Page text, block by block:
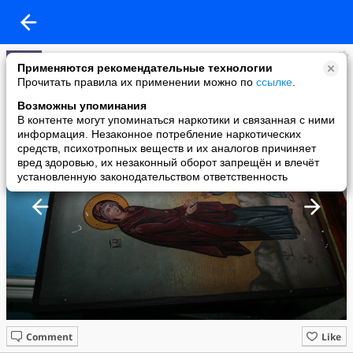
Применяются рекомендательные технологии
Прочитать правила их применении можно по ссылке
Возможны упоминания
В контенте могут упоминаться наркотики и связанная с ними
информация. Незаконное потребление наркотических
средств, психотропных веществ и их аналогов причиняет
вред здоровью, их незаконный оборот запрещён и влечёт
установленную законодательством ответственность
пр. А
added a photo
28 Jun в 01:46
Like
Comment